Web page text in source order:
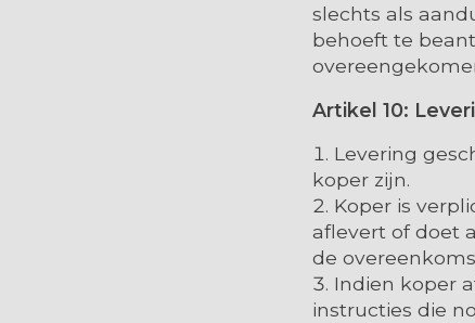
slechts als
behoeft te
Artikel 10:
Levering
koper zijn.
Koper is
aflevert of doet
de
Indien koper
instructies die